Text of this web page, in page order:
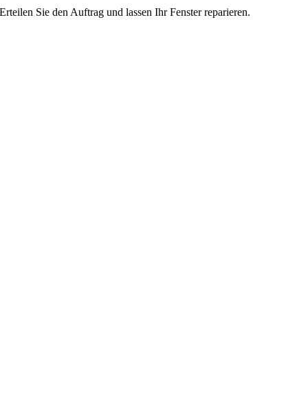
Erteilen Sie den Auftrag und lassen Ihr Fenster reparieren.